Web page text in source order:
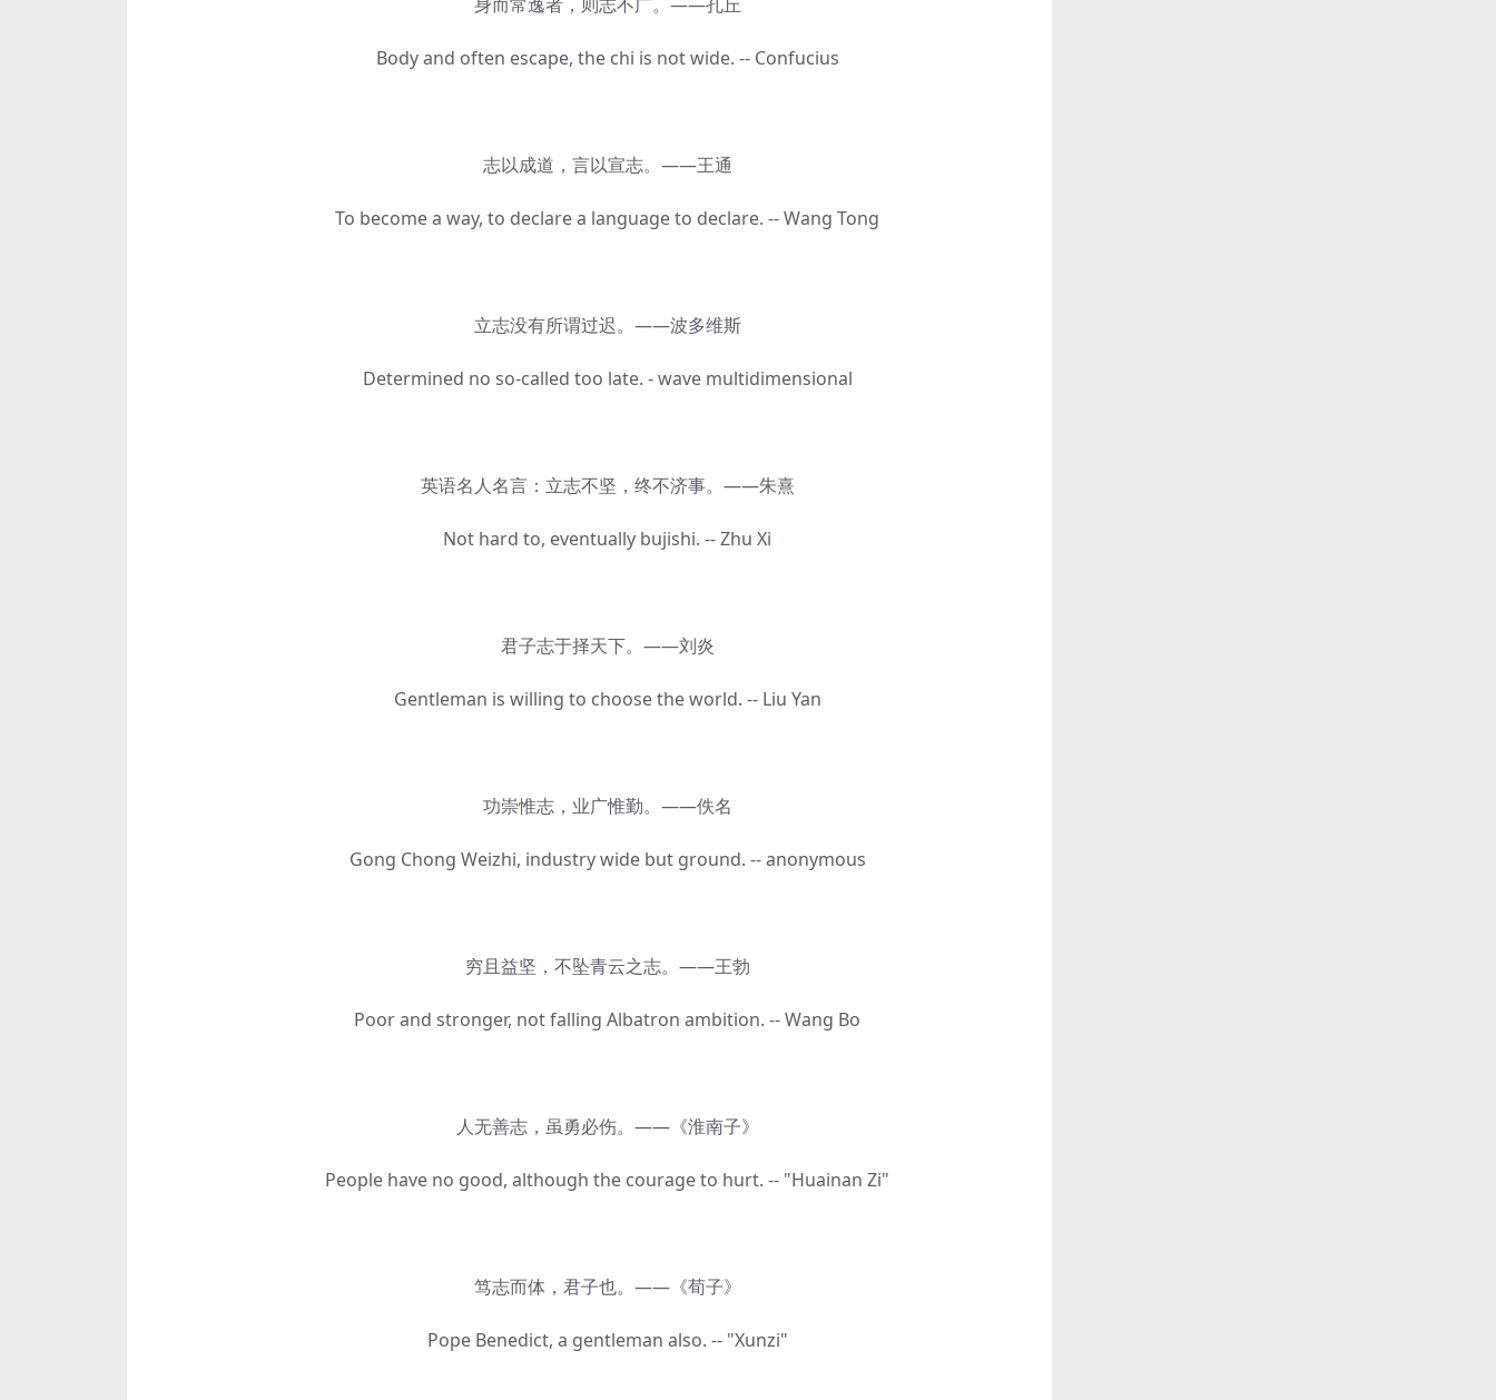
Body and often escape, the chi is not wide. -- Confucius
志以成道，言以宣志。——王通
To become a way, to declare a language to declare. -- Wang Tong
立志没有所谓过迟。——波多维斯
Determined no so-called too late. - wave multidimensional
英语名人名言：立志不坚，终不济事。——朱熹
Not hard to, eventually bujishi. -- Zhu Xi
君子志于择天下。——刘炎
Gentleman is willing to choose the world. -- Liu Yan
功崇惟志，业广惟勤。——佚名
Gong Chong Weizhi, industry wide but ground. -- anonymous
穷且益坚，不坠青云之志。——王勃
Poor and stronger, not falling Albatron ambition. -- Wang Bo
人无善志，虽勇必伤。——《淮南子》
People have no good, although the courage to hurt. -- "Huainan Zi"
笃志而体，君子也。——《荀子》
Pope Benedict, a gentleman also. -- "Xunzi"